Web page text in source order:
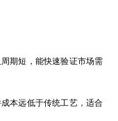
期短，能快速验证市场需
本远低于传统工艺，适合